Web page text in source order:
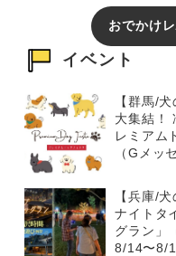
おでかけ
イベント
【群馬/
大集結！
レミアム
（Gメッ
【兵庫/
ナイトタ
グラン」
8/14〜8/